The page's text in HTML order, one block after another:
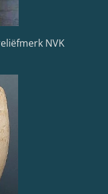
NVK